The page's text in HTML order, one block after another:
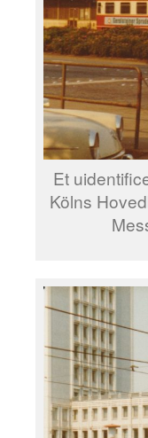
Et
Kölns